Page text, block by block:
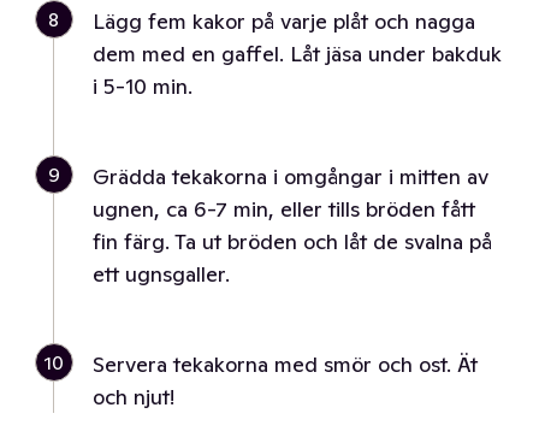
8
Lägg fem kakor på varje plåt och nagga
dem med en gaffel. Låt jäsa under bakduk
i 5-10 min.
9
Grädda tekakorna i omgångar i mitten av
ugnen, ca 6-7 min, eller tills bröden fått
fin färg. Ta ut bröden och låt de svalna på
ett ugnsgaller.
10
Servera tekakorna med smör och ost. Ät
och njut!